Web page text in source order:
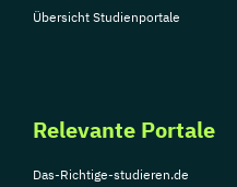
Übersicht Studienportale
Relevante Portale
Das-Richtige-studieren.de